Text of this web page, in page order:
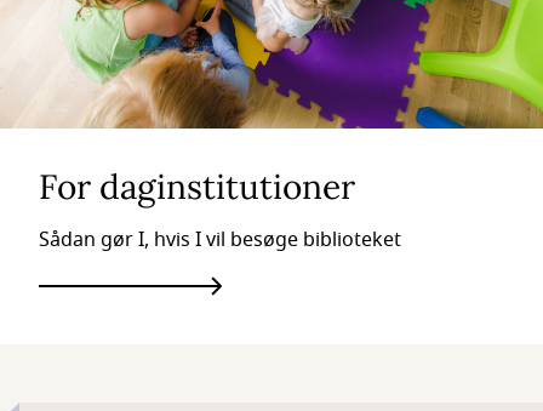
For daginstitutioner
Sådan gør I, hvis I vil besøge biblioteket